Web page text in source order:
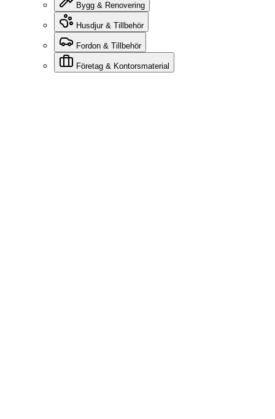
Bygg & Renovering
Husdjur & Tillbehör
Fordon & Tillbehör
Företag & Kontorsmaterial